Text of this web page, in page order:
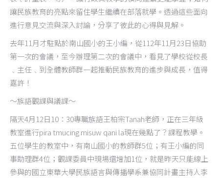
讓民族教育的亮點來留住學生繼續在部落就學。透過這些面向
進行意見交流與深入討論，分享了彼此的心得與見解。
去年11月才駐點於南山國小的王小編，從112年11月23日協助
第一次的會議，至今辦理第二次的會議中，看見了學校從校長
﹑主任﹑到全體教師群一起推動民族教育的進步與成長，值得
嘉許！
～族語觀課與議課～
隔天4月12日10：30專職族語王柏宗Tanah老師，正在三年級
教室進行pira tmucing misuw qani la現在幾點了？課程教學。
五位學生的教室中，有南山國小的教師群5位；有王小編的同
事助理群4位；觀課委員中現場還增加1位，就是昨天只能線上
參與的國立東華大學民族語言與傳播學系兼協同計畫主持人李